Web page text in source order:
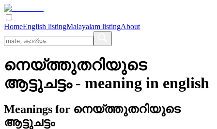
HomeEnglish listingMalayalam listingAbout
നെയ്ത്തുതറിയുടെ
ആട്ടുചട്ടം- meaning in english
Meanings for നെയ്ത്തുതറിയുടെ
ആട്ടുചട്ടം